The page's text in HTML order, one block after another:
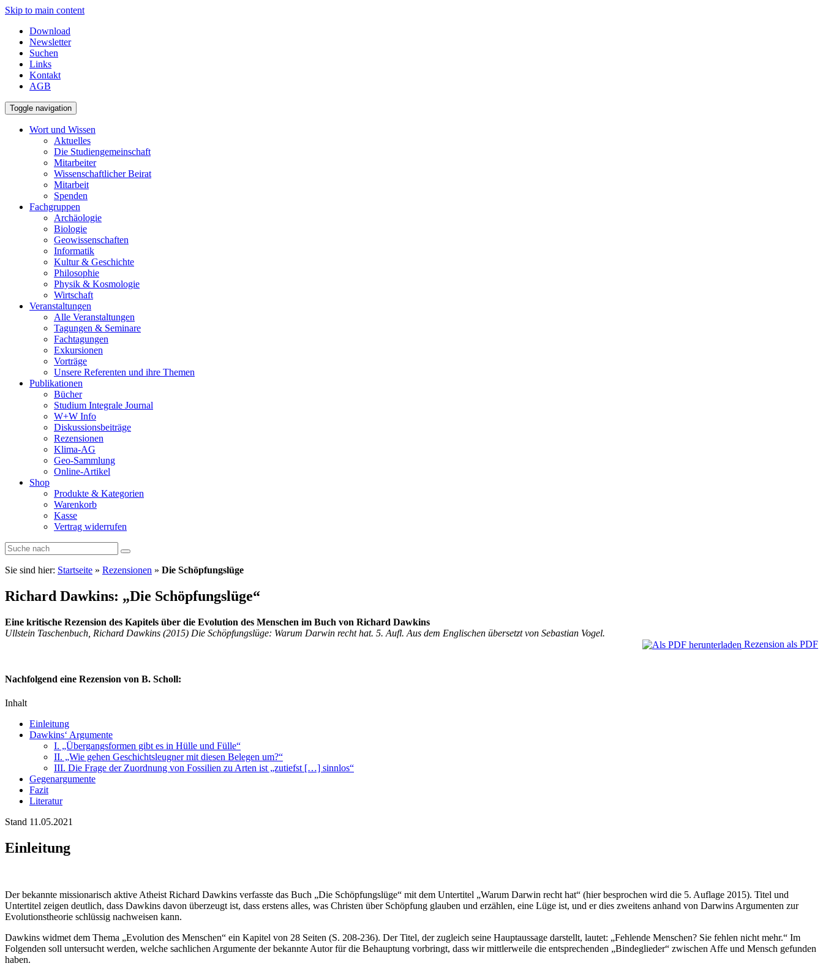
Skip to main content
Download
Newsletter
Suchen
Links
Kontakt
AGB
Toggle navigation
Wort und Wissen
Aktuelles
Die Studiengemeinschaft
Mitarbeiter
Wissenschaftlicher Beirat
Mitarbeit
Spenden
Fachgruppen
Archäologie
Biologie
Geowissenschaften
Informatik
Kultur & Geschichte
Philosophie
Physik & Kosmologie
Wirtschaft
Veranstaltungen
Alle Veranstaltungen
Tagungen & Seminare
Fachtagungen
Exkursionen
Vorträge
Unsere Referenten und ihre Themen
Publikationen
Bücher
Studium Integrale Journal
W+W Info
Diskussionsbeiträge
Rezensionen
Klima-AG
Geo-Sammlung
Online-Artikel
Shop
Produkte & Kategorien
Warenkorb
Kasse
Vertrag widerrufen
Sie sind hier: Startseite » Rezensionen » Die Schöpfungslüge
Richard Dawkins: „Die Schöpfungslüge“
Eine kritische Rezension des Kapitels über die Evolution des Menschen im Buch von Richard Dawkins
Ullstein Taschenbuch, Richard Dawkins (2015) Die Schöpfungslüge: Warum Darwin recht hat. 5. Aufl. Aus dem Englischen übersetzt von Sebastian Vogel.
Rezension als PDF
Nachfolgend eine Rezension von B. Scholl:
Inhalt
Einleitung
Dawkins‘ Argumente
I. „Übergangsformen gibt es in Hülle und Fülle“
II. „Wie gehen Geschichtsleugner mit diesen Belegen um?“
III. Die Frage der Zuordnung von Fossilien zu Arten ist „zutiefst […] sinnlos“
Gegenargumente
Fazit
Literatur
Stand 11.05.2021
Einleitung
Der bekannte missionarisch aktive Atheist Richard Dawkins verfasste das Buch „Die Schöpfungslüge“ mit dem Untertitel „Warum Darwin recht hat“ (hier besprochen wird die 5. Auflage 2015). Titel und
Untertitel zeigen deutlich, dass Dawkins davon überzeugt ist, dass erstens alles, was Christen über Schöpfung glauben und erzählen, eine Lüge ist, und er dies zweitens anhand von Darwins Argumenten zur
Evolutionstheorie schlüssig nachweisen kann.
Dawkins widmet dem Thema „Evolution des Menschen“ ein Kapitel von 28 Seiten (S. 208-236). Der Titel, der zugleich seine Hauptaussage darstellt, lautet: „Fehlende Menschen? Sie fehlen nicht mehr.“ Im
Folgenden soll untersucht werden, welche sachlichen Argumente der bekannte Autor für die Behauptung vorbringt, dass wir mittlerweile die entsprechenden „Bindeglieder“ zwischen Affe und Mensch gefunden
haben.